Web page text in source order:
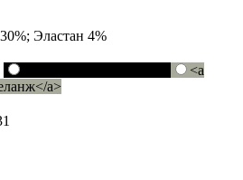
Эластан 4%
<a
a>